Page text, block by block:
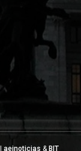
aeinoticias & BIT